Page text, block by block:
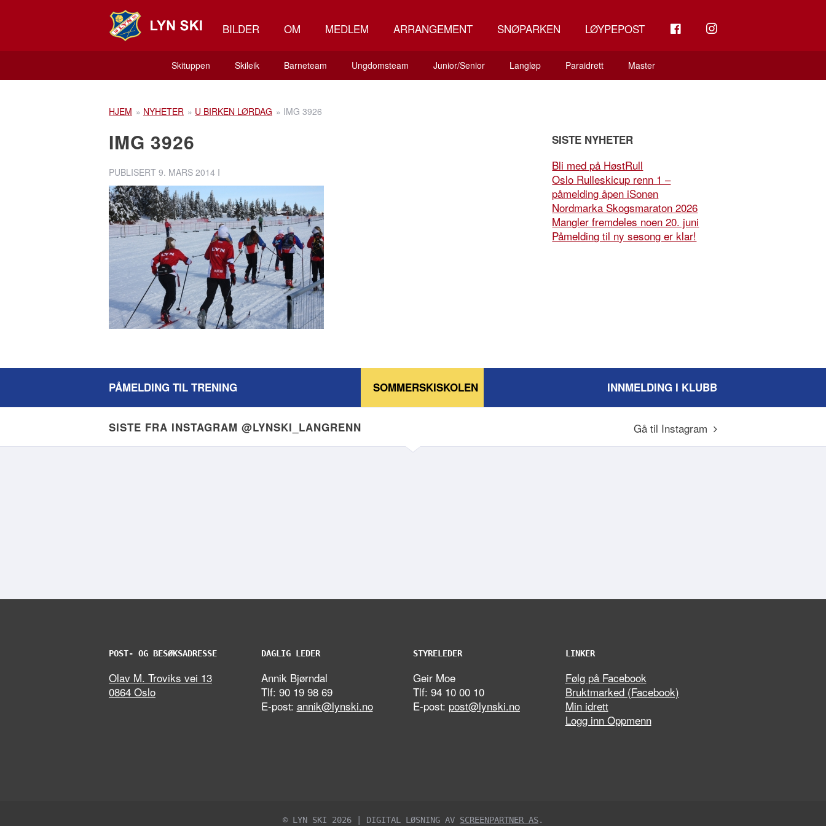
BILDER OM MEDLEM ARRANGEMENT SNØPARKEN LØYPEPOST INSTAGRAM
Skituppen Skileik Barneteam Ungdomsteam Junior/Senior Langløp Paraidrett Master
HJEM » NYHETER » U BIRKEN LØRDAG » IMG 3926
IMG 3926
PUBLISERT 9. MARS 2014 I
SISTE NYHETER
Bli med på HøstRull
Oslo Rulleskicup renn 1 –
påmelding åpen iSonen
Nordmarka Skogsmaraton 2026
Mangler fremdeles noen 20. juni
Påmelding til ny sesong er klar!
PÅMELDING TIL TRENING INNMELDING I KLUBB
SOMMERSKISKOLEN
SISTE FRA INSTAGRAM @LYNSKI_LANGRENN Gå til Instagram
POST- OG BESØKSADRESSE
Olav M. Troviks vei 13
0864 Oslo
DAGLIG LEDER
Annik Bjørndal
Tlf: 90 19 98 69
E-post: annik@lynski.no
STYRELEDER
Geir Moe
Tlf: 94 10 00 10
E-post: post@lynski.no
LINKER
Følg på Facebook
Bruktmarked (Facebook)
Min idrett
Logg inn Oppmenn
© LYN SKI 2026 | DIGITAL LØSNING AV SCREENPARTNER AS.